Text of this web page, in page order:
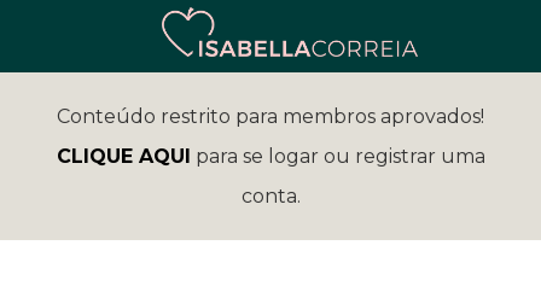
Conteúdo restrito para membros aprovados!
CLIQUE AQUI para se logar ou registrar uma
conta.